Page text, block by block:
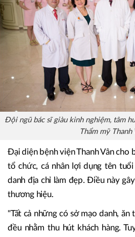
Đội ngũ bác sĩ giàu kinh nghiệm, tâm
Thẩm mỹ Thanh
Đại diện bệnh viện Thanh Vân cho
tổ chức, cá nhân lợi dụng tên
danh địa chỉ làm đẹp. Điều này
thương hiệu.
"Tất cả những có sở mạo danh, ăn
đều nhằm thu hút khách hàng.